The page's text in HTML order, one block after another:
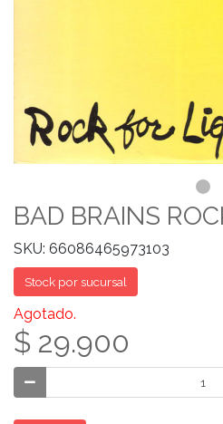
BAD BRAINS
SKU: 66086465973103
Stock por sucursal
Agotado.
$ 29.900